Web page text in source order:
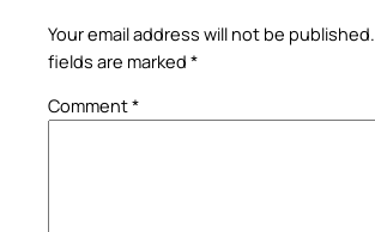
Your email address will not be published.
fields are marked *
Comment*